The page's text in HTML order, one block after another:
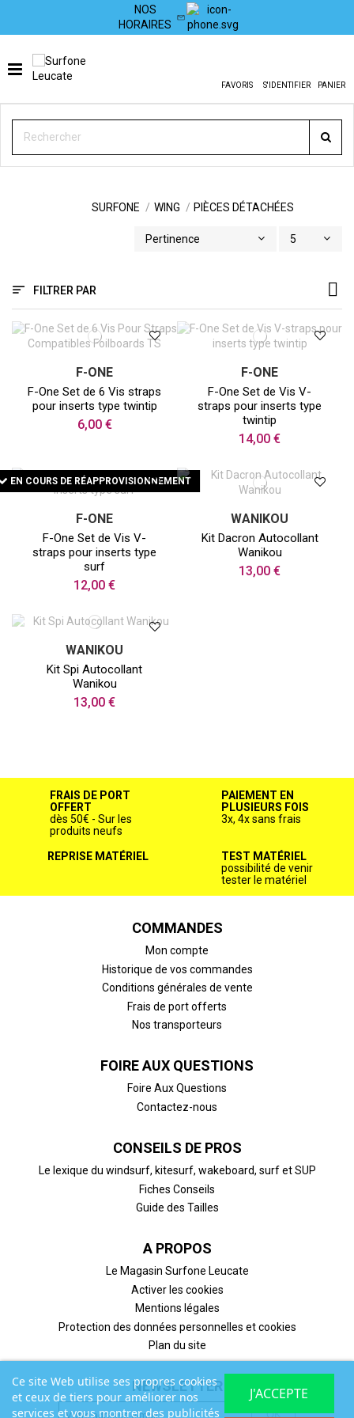
NOS
HORAIRES
FAVORIS S'IDENTIFIER PANIER
PIÈCES DÉTACHÉES
SURFONE WING PIÈCES DÉTACHÉES
Pertinence 5
FILTRER PAR
F-ONE
F-One Set de 6 Vis straps
pour inserts type twintip
6,00 €
F-ONE
F-One Set de Vis V-
straps pour inserts type
twintip
14,00 €
EN COURS DE RÉAPPROVISIONNEMENT
F-ONE
F-One Set de Vis V-
straps pour inserts type
surf
12,00 €
WANIKOU
Kit Dacron Autocollant
Wanikou
13,00 €
WANIKOU
Kit Spi Autocollant
Wanikou
13,00 €
FRAIS DE PORT
OFFERT
dès 50€ - Sur les
produits neufs
PAIEMENT EN
PLUSIEURS FOIS
3x, 4x sans frais
REPRISE MATÉRIEL
TEST MATÉRIEL
possibilité de venir
tester le matériel
COMMANDES
Mon compte
Historique de vos commandes
Conditions générales de vente
Frais de port offerts
Nos transporteurs
FOIRE AUX QUESTIONS
Foire Aux Questions
Contactez-nous
CONSEILS DE PROS
Le lexique du windsurf, kitesurf, wakeboard, surf et SUP
Fiches Conseils
Guide des Tailles
A PROPOS
Le Magasin Surfone Leucate
Activer les cookies
Mentions légales
Protection des données personnelles et cookies
Plan du site
NEWSLETTER
Ce site Web utilise ses propres cookies
et ceux de tiers pour améliorer nos
services et vous montrer des publicités
J'ACCEPTE